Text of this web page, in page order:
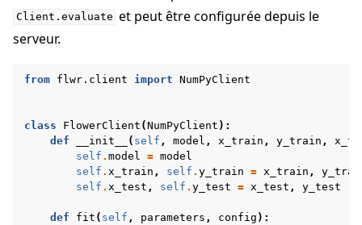
Client.evaluate et peut être configurée depuis le
serveur.
from flwr.client import NumPyClient
class FlowerClient (NumPyClient ):
def
__init__ ( self , model , x_train , y_train ,
self . model = model
self . x_train , self . y_train = x_train ,
self . x_test , self . y_test = x_test , y_test
def fit ( self , parameters , config ):